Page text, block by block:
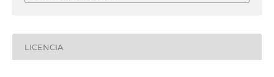
LICENCIA